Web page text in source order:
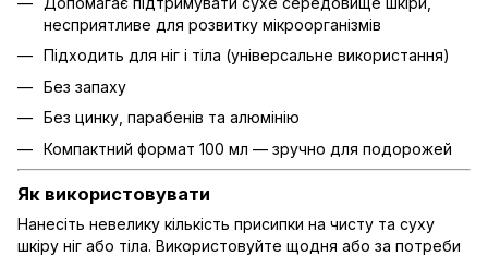
несприятливе для розвитку мікроорганізмів
Підходить для ніг і тіла (універсальне використання)
Без запаху
Без цинку, парабенів та алюмінію
Компактний формат 100 мл — зручно для подорожей
Як використовувати
Нанесіть невелику кількість присипки на чисту та суху
шкіру ніг або тіла. Використовуйте щодня або за потреби